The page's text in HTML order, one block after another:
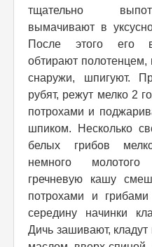
тщательно
вымачивают в
После этого его
обтирают полотенцем,
снаружи, шпигуют.
рубят, режут мелко 2
потрохами и
шпиком. Несколько
белых грибов
немного
гречневую кашу
потрохами и
середину начинки
Дичь зашивают,